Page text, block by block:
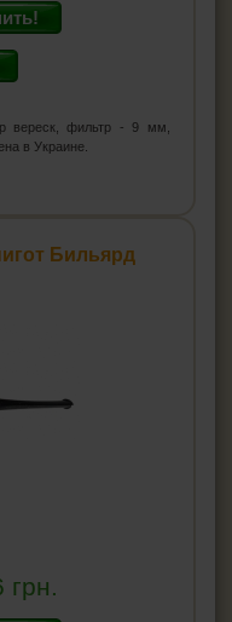
вереск, фильтр - 9 мм,
в Украине.
Бильярд
грн.